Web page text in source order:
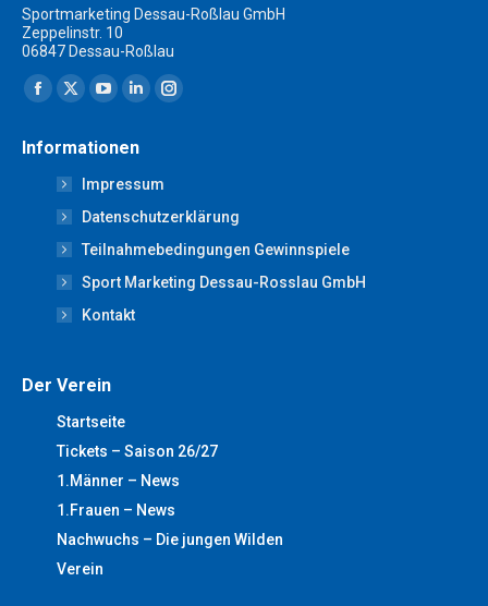
Sportmarketing Dessau-Roßlau GmbH
Zeppelinstr. 10
06847 Dessau-Roßlau
Finden Sie uns auf:
Facebook
opens
new
window
X
opens
in
new
window
YouTube
opens
in
new
window
Linkedin
opens
in
new
window
Instagram
new
window
Informationen
Impressum
Datenschutzerklärung
Teilnahmebedingungen Gewinnspiele
Sport Marketing Dessau-Rosslau GmbH
Kontakt
Der Verein
Startseite
Tickets – Saison 26/27
1.Männer – News
1.Frauen – News
Nachwuchs – Die jungen Wilden
Verein